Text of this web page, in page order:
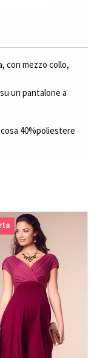
con mezzo collo,
un pantalone a
40%poliestere